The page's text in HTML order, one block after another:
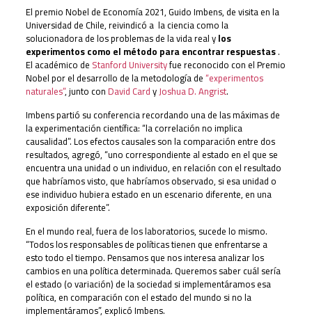
El premio Nobel de Economía 2021, Guido Imbens, de visita en la
Universidad de Chile, reivindicó a la ciencia como la
solucionadora de los problemas de la vida real ylos
experimentos como el método para encontrar respuestas.
El académico de Stanford Universityfue reconocido con el Premio
Nobel por el desarrollo de la metodología de“experimentos
naturales”, junto conDavid CardyJoshua D. Angrist.
Imbens partió su conferencia recordando una de las máximas de
la experimentación científica: “la correlación no implica
causalidad”. Los efectos causales son la comparación entre dos
resultados, agregó, “uno correspondiente al estado en el que se
encuentra una unidad o un individuo, en relación con el resultado
que habríamos visto, que habríamos observado, si esa unidad o
ese individuo hubiera estado en un escenario diferente, en una
exposición diferente”.
En el mundo real, fuera de los laboratorios, sucede lo mismo.
“Todos los responsables de políticas tienen que enfrentarse a
esto todo el tiempo. Pensamos que nos interesa analizar los
cambios en una política determinada. Queremos saber cuál sería
el estado (o variación) de la sociedad si implementáramos esa
política, en comparación con el estado del mundo si no la
implementáramos”, explicó Imbens.